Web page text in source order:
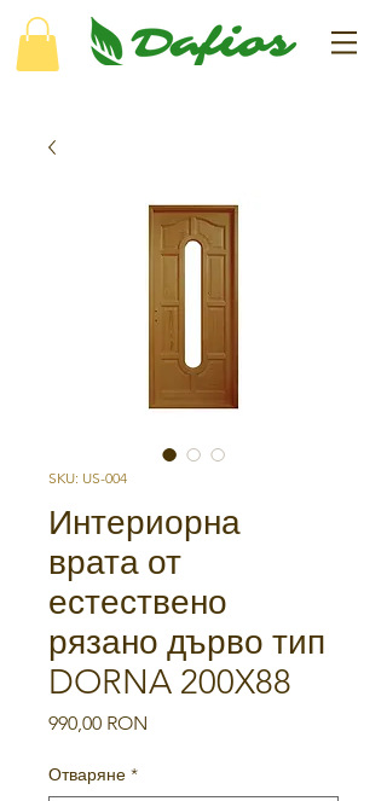
SKU: US-004
Интериорна
врата от
естествено
рязано дърво тип
DORNA 200X88
990,00 RON
Отваряне *